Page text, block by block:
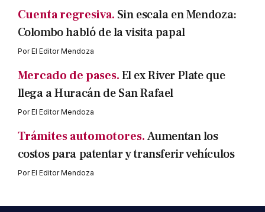
Cuenta regresiva. Sin escala en Mendoza:
Colombo habló de la visita papal
PorEl Editor Mendoza
Mercado de pases.El ex River Plate que
llega a Huracán de San Rafael
PorEl Editor Mendoza
Trámites automotores.Aumentan los
costos para patentar y transferir vehículos
PorEl Editor Mendoza